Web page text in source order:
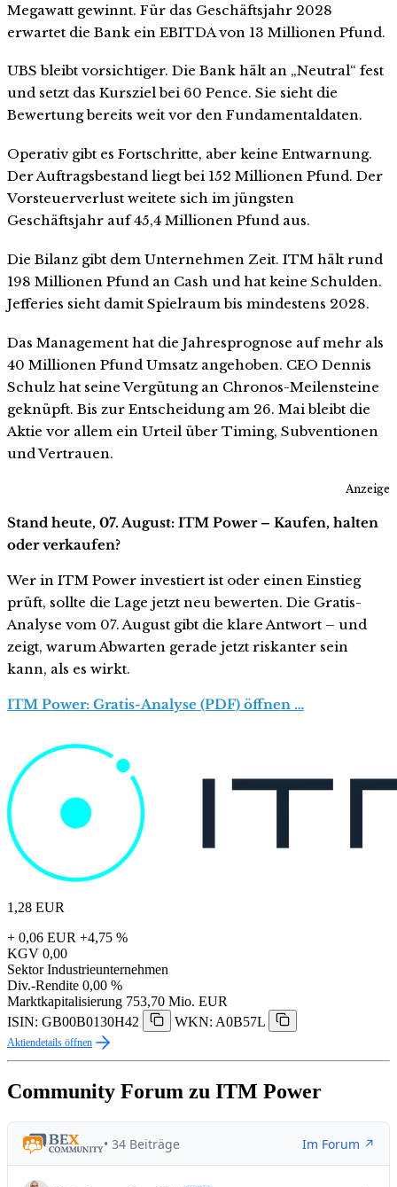
Megawatt gewinnt. Für das Geschäftsjahr 2028
erwartet die Bank ein EBITDA von 13 Millionen Pfund.
UBS bleibt vorsichtiger. Die Bank hält an „Neutral“ fest
und setzt das Kursziel bei 60 Pence. Sie sieht die
Bewertung bereits weit vor den Fundamentaldaten.
Operativ gibt es Fortschritte, aber keine Entwarnung.
Der Auftragsbestand liegt bei 152 Millionen Pfund. Der
Vorsteuerverlust weitete sich im jüngsten
Geschäftsjahr auf 45,4 Millionen Pfund aus.
Die Bilanz gibt dem Unternehmen Zeit. ITM hält rund
198 Millionen Pfund an Cash und hat keine Schulden.
Jefferies sieht damit Spielraum bis mindestens 2028.
Das Management hat die Jahresprognose auf mehr als
40 Millionen Pfund Umsatz angehoben. CEO Dennis
Schulz hat seine Vergütung an Chronos-Meilensteine
geknüpft. Bis zur Entscheidung am 26. Mai bleibt die
Aktie vor allem ein Urteil über Timing, Subventionen
und Vertrauen.
Anzeige
Stand heute, 07. August: ITM Power – Kaufen, halten
oder verkaufen?
Wer in ITM Power investiert ist oder einen Einstieg
prüft, sollte die Lage jetzt neu bewerten. Die Gratis-
Analyse vom 07. August gibt die klare Antwort – und
zeigt, warum Abwarten gerade jetzt riskanter sein
kann, als es wirkt.
ITM Power: Gratis-Analyse (PDF) öffnen …
1,28 EUR
+ 0,06 EUR +4,75 %
KGV 0,00
Sektor Industrieunternehmen
Div.-Rendite 0,00 %
Marktkapitalisierung 753,70 Mio. EUR
ISIN: GB00B0130H42
WKN: A0B57L
Aktiendetails öffnen
Community Forum zu ITM Power